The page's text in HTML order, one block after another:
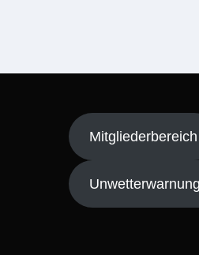
Mitgliederbereich